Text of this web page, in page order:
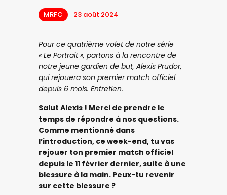
MRFC 23 août 2024
Pour ce quatrième volet de notre série
« Le Portrait », partons à la rencontre de
notre jeune gardien de but, Alexis Prudor,
qui rejouera son premier match officiel
depuis 6 mois. Entretien.
Salut Alexis ! Merci de prendre le
temps de répondre à nos questions.
Comme mentionné dans
l’introduction, ce week-end, tu vas
rejouer ton premier match officiel
depuis le 11 février dernier, suite à une
blessure à la main. Peux-tu revenir
sur cette blessure ?